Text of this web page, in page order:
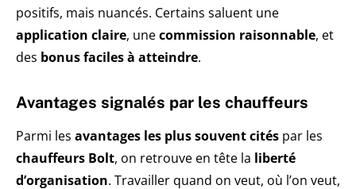
positifs, mais nuancés. Certains saluent une
application claire, unecommission raisonnable, et
des bonus faciles à atteindre.
Avantages signalés par les chauffeurs
Parmi les avantages les plus souvent cités par les
chauffeurs Bolt, on retrouve en tête la liberté
d’organisation. Travailler quand on veut, où l’on veut,